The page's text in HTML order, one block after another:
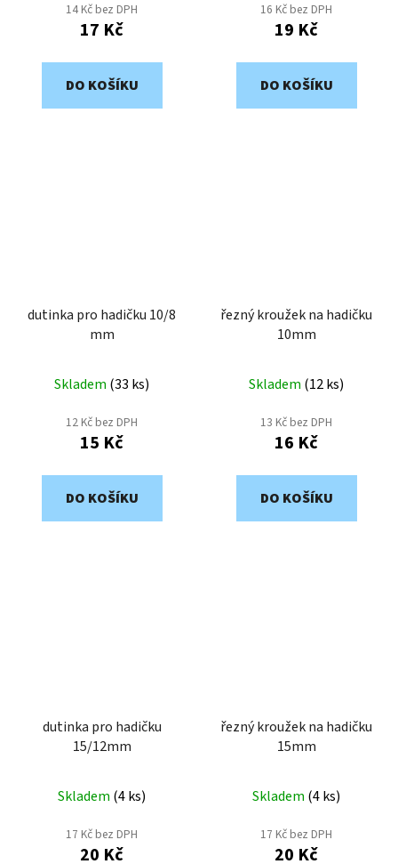
14 Kč bez DPH
17 Kč
DO KOŠÍKU
16 Kč bez DPH
19 Kč
DO KOŠÍKU
dutinka pro hadičku 10/8
mm
Skladem (33 ks)
12 Kč bez DPH
15 Kč
DO KOŠÍKU
řezný kroužek na hadičku
10mm
Skladem (12 ks)
13 Kč bez DPH
16 Kč
DO KOŠÍKU
dutinka pro hadičku
15/12mm
Skladem (4 ks)
17 Kč bez DPH
20 Kč
řezný kroužek na hadičku
15mm
Skladem (4 ks)
17 Kč bez DPH
20 Kč